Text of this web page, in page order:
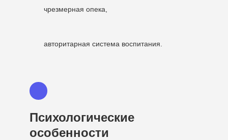
чрезмерная опека,
авторитарная система воспитания.
Психологические
особенности